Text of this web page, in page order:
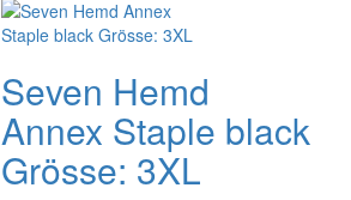
Seven Hemd
Annex Staple black
Grösse: 3XL